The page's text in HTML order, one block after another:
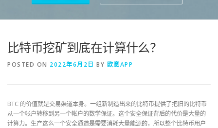
比特币挖矿到底在计算什么？
POSTED ON 2022年6月2日 BY 欧意APP
BTC 的价值就是交易渠道本身。一组新制造出来的比特币提供了把旧的比特币
从一个帐户转移到另一个帐户的数学保证。这个安全保证背后的代价是大量的
计算力。生产这么一个安全通道是需要消耗大量能源的，所以整个比特币用户